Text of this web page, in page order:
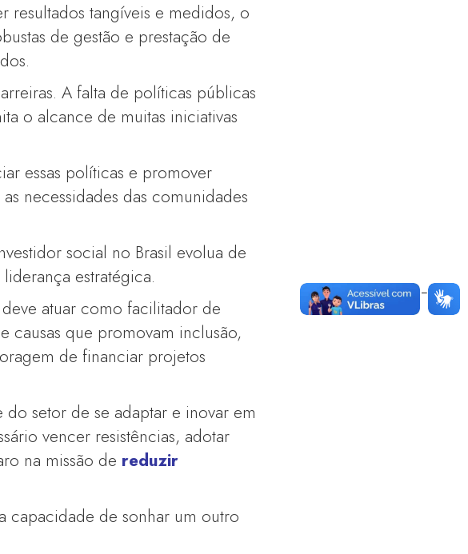
resultados tangíveis e medidos, o
de gestão e prestação de
A falta de políticas públicas
o alcance de muitas iniciativas
essas políticas e promover
as necessidades das comunidades
social no Brasil evolua de
estratégica.
atuar como facilitador de
causas que promovam inclusão,
de financiar projetos
setor de se adaptar e inovar em
vencer resistências, adotar
na missão de reduzir
capacidade de sonhar um outro